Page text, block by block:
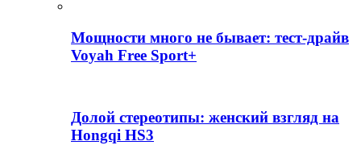
Мощности много не бывает: тест-драйв
Voyah Free Sport+
Долой стереотипы: женский взгляд на
Hongqi HS3